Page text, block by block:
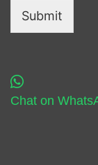
Submit
Chat on